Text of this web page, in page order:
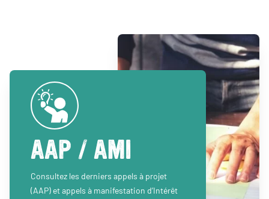
AAP / AMI
Consultez les derniers appels à projet
(AAP) et appels à manifestation d’Intérêt